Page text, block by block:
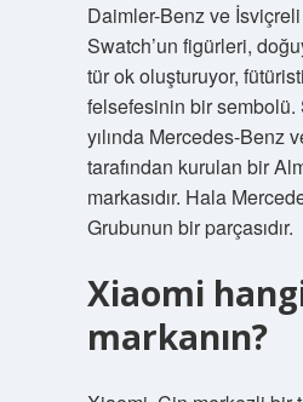
Daimler-Benz ve
Swatch’un figürleri,
tür ok oluşturuyor,
felsefesinin bir sembolü.
yılında Mercedes-Benz
tarafından kurulan bir
markasıdır. Hala
Grubunun bir parçasıdır.
Xiaomi
markanın?